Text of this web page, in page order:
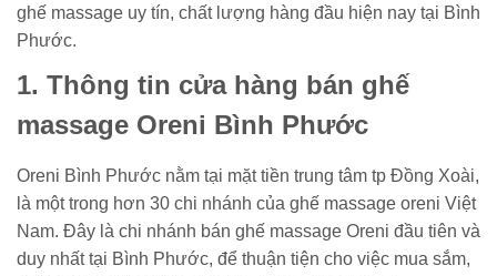
ghế massage uy tín, chất lượng hàng đầu hiện nay tại Bình
Phước.
1. Thông tin cửa hàng bán ghế
massage Oreni Bình Phước
Oreni Bình Phước nằm tại mặt tiền trung tâm tp Đồng Xoài,
là một trong hơn 30 chi nhánh của ghế massage oreni Việt
Nam. Đây là chi nhánh bán ghế massage Oreni đầu tiên và
duy nhất tại Bình Phước, để thuận tiện cho việc mua sắm,